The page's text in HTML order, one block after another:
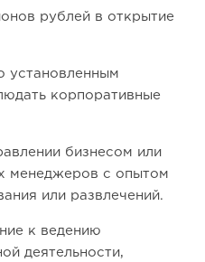
рублей в открытие
установленным
корпоративные
бизнесом или
менеджеров с опытом
или развлечений.
к ведению
деятельности,